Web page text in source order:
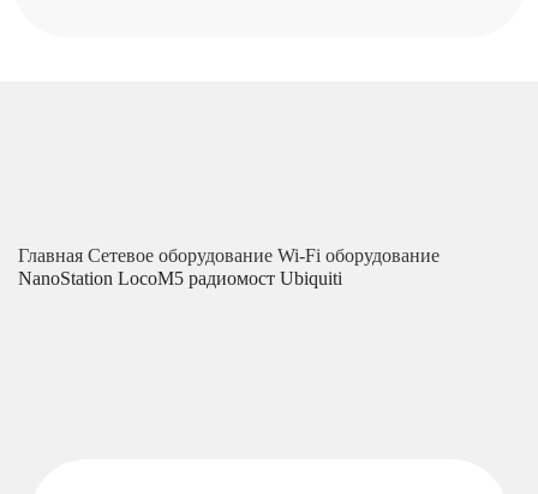
Главная Сетевое оборудование Wi-Fi оборудование
NanoStation LocoM5 радиомост Ubiquiti